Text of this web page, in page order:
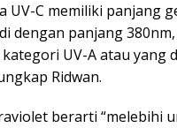
UV-C memiliki panjang
dengan panjang
UV-A atau yang
Ridwan.
berarti “melebihi